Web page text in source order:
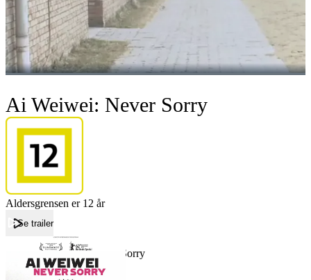
Ai Weiwei: Never Sorry
Aldersgrensen er 12 år
Se trailer
Ai Weiwei: Never Sorry